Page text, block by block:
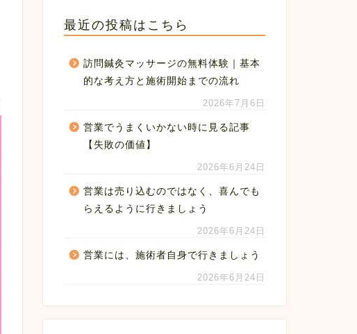
最近の投稿はこちら
訪問鍼灸マッサージの無料体験｜基本
的な考え方と施術開始までの流れ
2026年7月6日
営業でうまくいかない時に見る記事
【失敗の価値】
2026年6月24日
営業は売り込むのではなく、喜んでも
らえるように行きましょう
2026年6月24日
営業には、施術者自身で行きましょう
2026年6月24日